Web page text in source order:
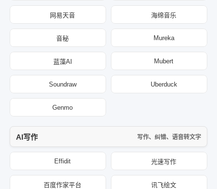
网易天音 海绵音乐
音秘 Mureka
蓝藻AI Mubert
Soundraw Uberduck
Genmo
AI写作 写作、纠错、语音转文字
Effidit 光速写作
百度作家平台 讯飞绘文